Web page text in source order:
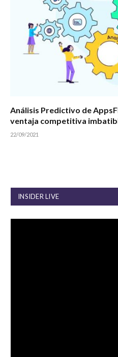
Análisis Predictivo de
ventaja competitiva
22/09/2021
INSIDER LIVE